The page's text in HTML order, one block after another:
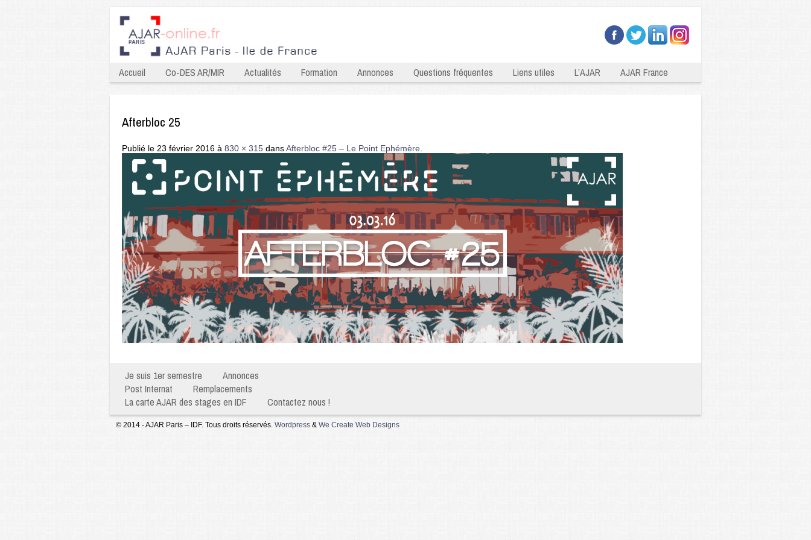
Accueil Co-DES AR/MIR Actualités Formation Annonces Questions fréquentes Liens utiles L’AJAR AJAR France
Afterbloc 25
Publié le 23 février 2016 à 830 × 315 dansAfterbloc #25 – Le Point Ephémère
Je suis 1er semestre
Annonces
Post Internat
Remplacements
La carte AJAR des stages en IDF
Contactez nous !
© 2014 - AJAR Paris – IDF. Tous droits réservés. Wordpress & We Create Web Designs